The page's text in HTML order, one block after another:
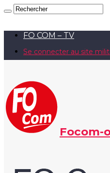
FO COM – TV
Se connecter au site
Focom-